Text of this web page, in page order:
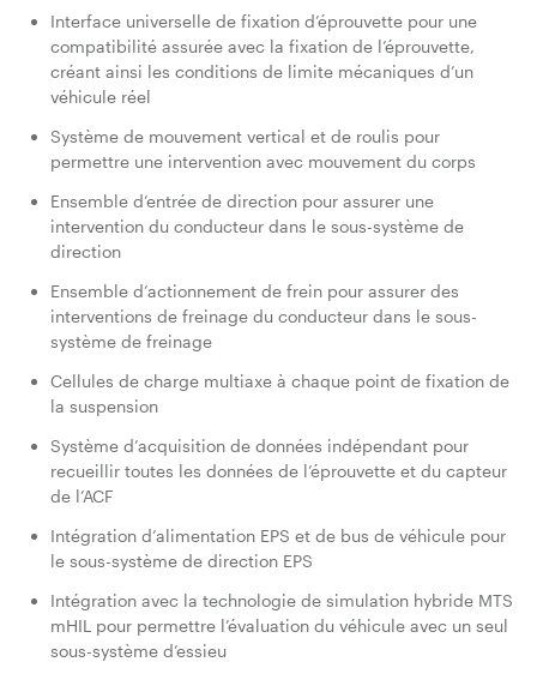
Interface universelle de fixation d’éprouvette pour une
compatibilité assurée avec la fixation de l’éprouvette,
créant ainsi les conditions de limite mécaniques d’un
véhicule réel
Système de mouvement vertical et de roulis pour
permettre une intervention avec mouvement du corps
Ensemble d’entrée de direction pour assurer une
intervention du conducteur dans le sous-système de
direction
Ensemble d’actionnement de frein pour assurer des
interventions de freinage du conducteur dans le sous-
système de freinage
Cellules de charge multiaxe à chaque point de fixation de
la suspension
Système d’acquisition de données indépendant pour
recueillir toutes les données de l’éprouvette et du capteur
de l’ACF
Intégration d’alimentation EPS et de bus de véhicule pour
le sous-système de direction EPS
Intégration avec la technologie de simulation hybride MTS
mHIL pour permettre l’évaluation du véhicule avec un seul
sous-système d’essieu